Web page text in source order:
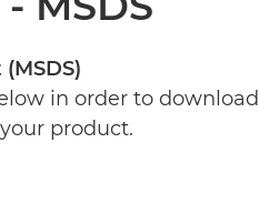
in order to
product.